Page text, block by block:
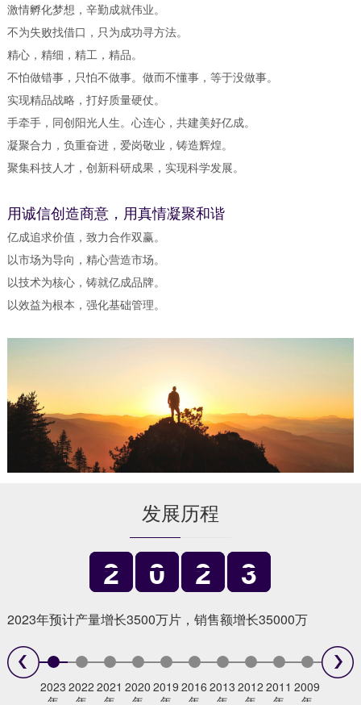
激情孵化梦想，辛勤成就伟业。
不为失败找借口，只为成功寻方法。
精心，精细，精工，精品。
不怕做错事，只怕不做事。做而不懂事，等于没做事。
实现精品战略，打好质量硬仗。
手牵手，同创阳光人生。心连心，共建美好亿成。
凝聚合力，负重奋进，爱岗敬业，铸造辉煌。
聚集科技人才，创新科研成果，实现科学发展。
用诚信创造商意，用真情凝聚和谐
亿成追求价值，致力合作双赢。
以市场为导向，精心营造市场。
以技术为核心，铸就亿成品牌。
以效益为根本，强化基础管理。
发展历程
2 0 2 3
2023年预计产量增长3500万片，销售额增长35000万
2023
年
2022
年
2021
年
2020
年
2019
年
2016
年
2013
年
2012
年
2011
年
2009
年